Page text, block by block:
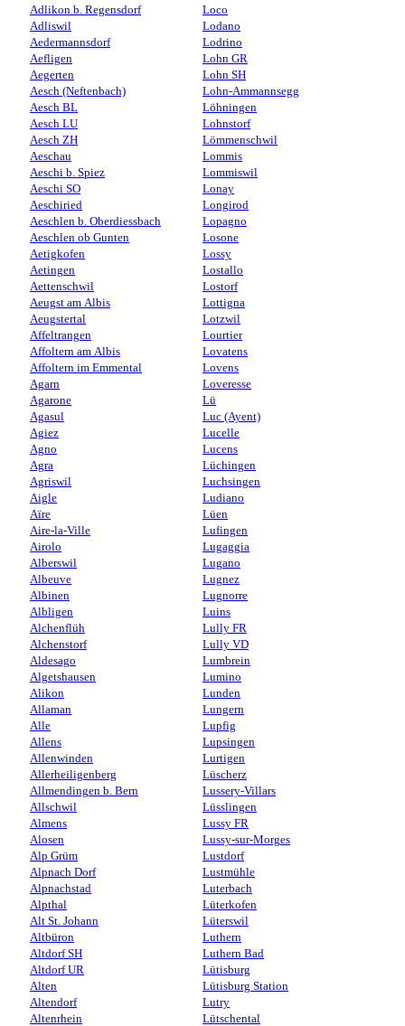
Adlikon b. Regensdorf
Adliswil
Aedermannsdorf
Aefligen
Aegerten
Aesch (Neftenbach)
Aesch BL
Aesch LU
Aesch ZH
Aeschau
Aeschi b. Spiez
Aeschi SO
Aeschiried
Aeschlen b. Oberdiessbach
Aeschlen ob Gunten
Aetigkofen
Aetingen
Aettenschwil
Aeugst am Albis
Aeugstertal
Affeltrangen
Affoltern am Albis
Affoltern im Emmental
Agarn
Agarone
Agasul
Agiez
Agno
Agra
Agriswil
Aigle
Aïre
Aire-la-Ville
Airolo
Alberswil
Albeuve
Albinen
Albligen
Alchenflüh
Alchenstorf
Aldesago
Algetshausen
Alikon
Allaman
Alle
Allens
Allenwinden
Allerheiligenberg
Allmendingen b. Bern
Allschwil
Almens
Alosen
Alp Grüm
Alpnach Dorf
Alpnachstad
Alpthal
Alt St. Johann
Altbüron
Altdorf SH
Altdorf UR
Alten
Altendorf
Altenrhein
Loco
Lodano
Lodrino
Lohn GR
Lohn SH
Lohn-Ammannsegg
Löhningen
Lohnstorf
Lömmenschwil
Lommis
Lommiswil
Lonay
Longirod
Lopagno
Losone
Lossy
Lostallo
Lostorf
Lottigna
Lotzwil
Lourtier
Lovatens
Lovens
Loveresse
Lü
Luc (Ayent)
Lucelle
Lucens
Lüchingen
Luchsingen
Ludiano
Lüen
Lufingen
Lugaggia
Lugano
Lugnez
Lugnorre
Luins
Lully FR
Lully VD
Lumbrein
Lumino
Lunden
Lungern
Lupfig
Lupsingen
Lurtigen
Lüscherz
Lussery-Villars
Lüsslingen
Lussy FR
Lussy-sur-Morges
Lustdorf
Lustmühle
Luterbach
Lüterkofen
Lüterswil
Luthern
Luthern Bad
Lütisburg
Lütisburg Station
Lutry
Lütschental